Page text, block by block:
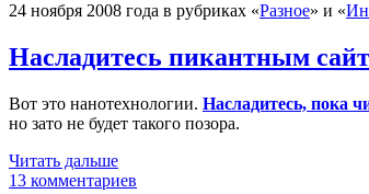
24 ноября 2008 года в рубриках «Разное» и «
Насладитесь пикантным
Вот это нанотехнологии. Насладитесь, пока
но зато не будет такого позора.
Читать дальше
13 комментариев